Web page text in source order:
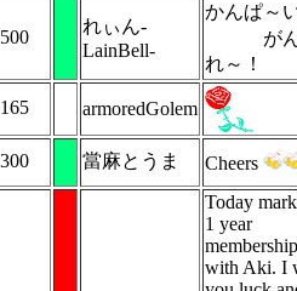
れぃん-
LainBell-
かんぱ～
が
れ～！
armoredGolem
當麻とうま Cheers
Today
1 year
membership
with Aki. I